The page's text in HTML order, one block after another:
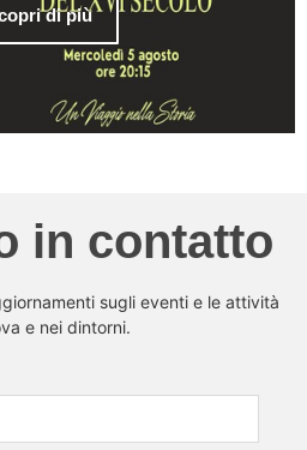
di più
in contatto
sugli eventi e le attività
e nei dintorni.